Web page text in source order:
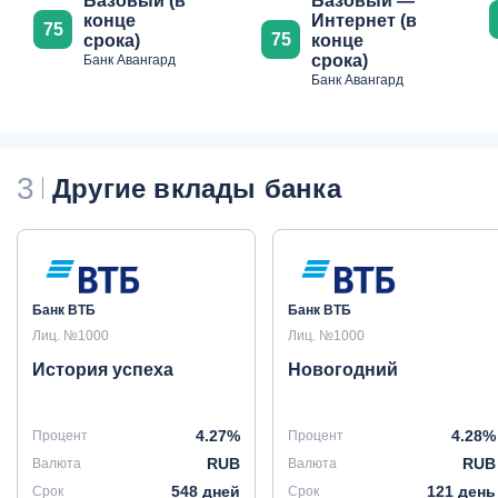
75
конце
срока)
Банк Авангард
75
Интернет (в
конце
срока)
Банк Авангард
3 Другие вклады банка
Банк ВТБ
Лиц. №1000
История успеха
Процент 4.27%
Валюта RUB
Срок 548 дней
Банк ВТБ
Лиц. №1000
Новогодний
Процент 4.28%
Валюта RUB
Срок 121 день